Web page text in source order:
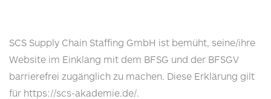
SCS Supply Chain Staffing GmbH ist bemüht, seine/ihre
Website im Einklang mit dem BFSG und der BFSGV
barrierefrei zugänglich zu machen. Diese Erklärung gilt
für https://scs-akademie.de/.